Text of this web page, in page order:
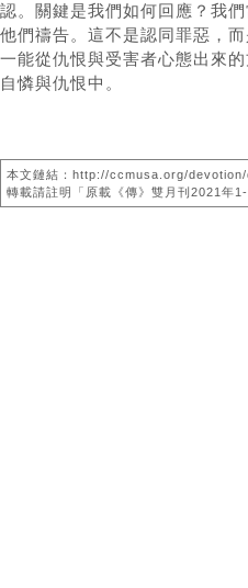
認。關鍵是我們如何回應？我
他們禱告。這不是認同罪惡，
一能從仇恨與受害者心態出來
自憐與仇恨中。
本文鏈結：http://ccmusa.org/
轉載請註明「原載《傳》雙月刊2021年